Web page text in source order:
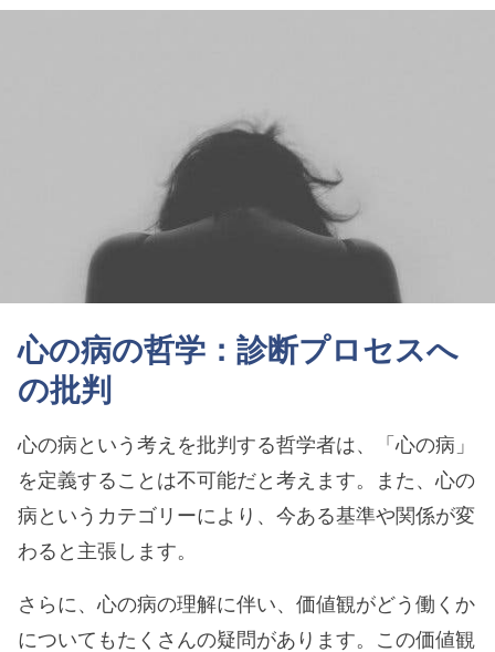
心の病の哲学：診断プロセスへ
の批判
心の病という考えを批判する哲学者は、「心の病」
を定義することは不可能だと考えます。また、心の
病というカテゴリーにより、今ある基準や関係が変
わると主張します。
さらに、心の病の理解に伴い、価値観がどう働くか
についてもたくさんの疑問があります。この価値観